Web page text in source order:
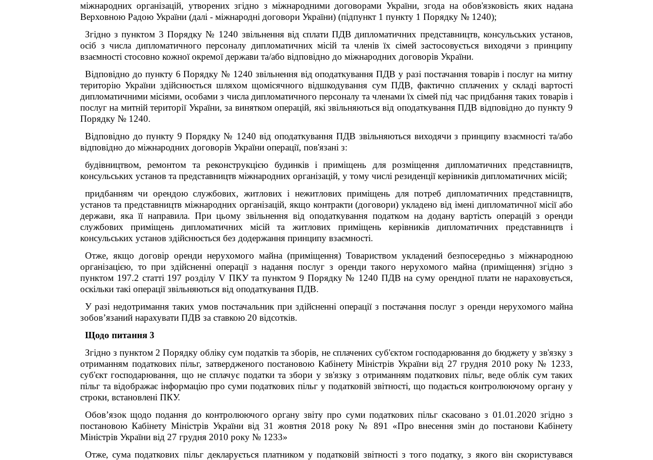
міжнародних організацій, утворених згідно з міжнародними договорами України, згода на обов'язковість яких надана
Верховною Радою України (далі - міжнародні договори України) (підпункт 1 пункту 1 Порядку № 1240);
Згідно з пунктом 3 Порядку № 1240 звільнення від сплати ПДВ дипломатичних представництв, консульських установ,
осіб з числа дипломатичного персоналу дипломатичних місій та членів їх сімей застосовується виходячи з принципу
взаємності стосовно кожної окремої держави та/або відповідно до міжнародних договорів України.
Відповідно до пункту 6 Порядку № 1240 звільнення від оподаткування ПДВ у разі постачання товарів і послуг на митну
територію України здійснюється шляхом щомісячного відшкодування сум ПДВ, фактично сплачених у складі вартості
дипломатичними місіями, особами з числа дипломатичного персоналу та членами їх сімей під час придбання таких товарів і
послуг на митній території України, за винятком операцій, які звільняються від оподаткування ПДВ відповідно до пункту 9
Порядку № 1240.
Відповідно до пункту 9 Порядку № 1240 від оподаткування ПДВ звільняються виходячи з принципу взаємності та/або
відповідно до міжнародних договорів України операції, пов'язані з:
будівництвом, ремонтом та реконструкцією будинків і приміщень для розміщення дипломатичних представництв,
консульських установ та представництв міжнародних організацій, у тому числі резиденції керівників дипломатичних місій;
придбанням чи орендою службових, житлових і нежитлових приміщень для потреб дипломатичних представництв,
установ та представництв міжнародних організацій, якщо контракти (договори) укладено від імені дипломатичної місії або
держави, яка її направила. При цьому звільнення від оподаткування податком на додану вартість операцій з оренди
службових приміщень дипломатичних місій та житлових приміщень керівників дипломатичних представництв і
консульських установ здійснюється без додержання принципу взаємності.
Отже, якщо договір оренди нерухомого майна (приміщення) Товариством укладений безпосередньо з міжнародною
організацією, то при здійсненні операції з надання послуг з оренди такого нерухомого майна (приміщення) згідно з
пунктом 197.2 статті 197 розділу V ПКУ та пунктом 9 Порядку № 1240 ПДВ на суму орендної плати не нараховується,
оскільки такі операції звільняються від оподаткування ПДВ.
У разі недотримання таких умов постачальник при здійсненні операції з постачання послуг з оренди нерухомого майна
зобов’язаний нарахувати ПДВ за ставкою 20 відсотків.
Щодо питання 3
Згідно з пунктом 2 Порядку обліку сум податків та зборів, не сплачених суб'єктом господарювання до бюджету у зв'язку з
отриманням податкових пільг, затвердженого постановою Кабінету Міністрів України від 27 грудня 2010 року № 1233,
суб'єкт господарювання, що не сплачує податки та збори у зв'язку з отриманням податкових пільг, веде облік сум таких
пільг та відображає інформацію про суми податкових пільг у податковій звітності, що подається контролюючому органу у
строки, встановлені ПКУ.
Обов’язок щодо подання до контролюючого органу звіту про суми податкових пільг скасовано з 01.01.2020 згідно з
постановою Кабінету Міністрів України від 31 жовтня 2018 року № 891 «Про внесення змін до постанови Кабінету
Міністрів України від 27 грудня 2010 року № 1233»
Отже, сума податкових пільг декларується платником у податковій звітності з того податку, з якого він скористувався